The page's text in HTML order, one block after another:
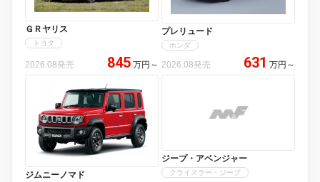
ＧＲヤリス
トヨタ
2026.08発売 845 万円 ～
プレリュード
ホンダ
2026.08発売 631 万円 ～
ジムニーノマド
ジープ・アベンジャー
クライスラー・ジープ